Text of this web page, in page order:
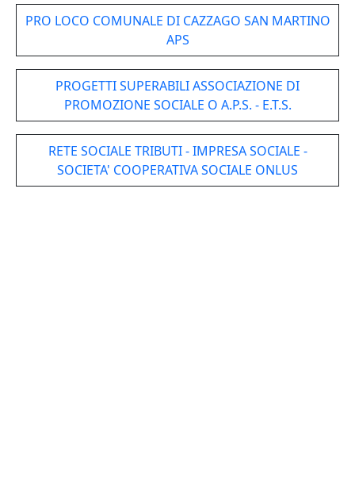
PRO LOCO COMUNALE DI CAZZAGO SAN MARTINO
APS
PROGETTI SUPERABILI ASSOCIAZIONE DI
PROMOZIONE SOCIALE O A.P.S. - E.T.S.
RETE SOCIALE TRIBUTI - IMPRESA SOCIALE -
SOCIETA' COOPERATIVA SOCIALE ONLUS